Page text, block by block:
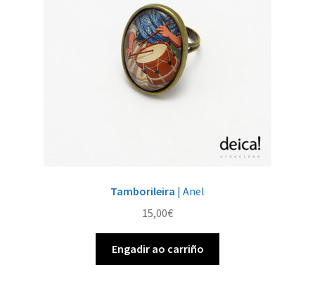
Tamborileira | Anel
15,00€
Engadir ao carriño